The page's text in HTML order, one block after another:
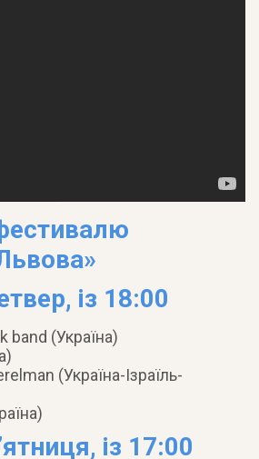
із 18:00
band (Україна)
(Україна-Ізраїль-
із 17:00